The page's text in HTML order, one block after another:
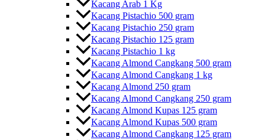
Kacang Arab 1 Kg
Kacang Pistachio 500 gram
Kacang Pistachio 250 gram
Kacang Pistachio 125 gram
Kacang Pistachio 1 kg
Kacang Almond Cangkang 500 gram
Kacang Almond Cangkang 1 kg
Kacang Almond 250 gram
Kacang Almond Cangkang 250 gram
Kacang Almond Kupas 125 gram
Kacang Almond Kupas 500 gram
Kacang Almond Cangkang 125 gram